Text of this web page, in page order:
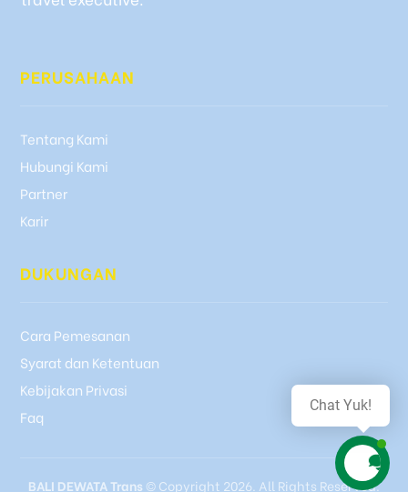
PERUSAHAAN
Tentang Kami
Hubungi Kami
Partner
Karir
DUKUNGAN
Cara Pemesanan
Syarat dan Ketentuan
Kebijakan Privasi
Faq
BALI DEWATA Trans © Copyright 2026. All Rights Reserved.
Chat Yuk!